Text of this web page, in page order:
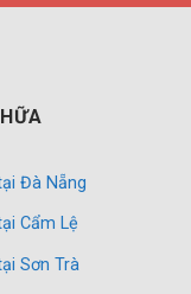
Đà Nẵng
Cẩm Lệ
Sơn Trà